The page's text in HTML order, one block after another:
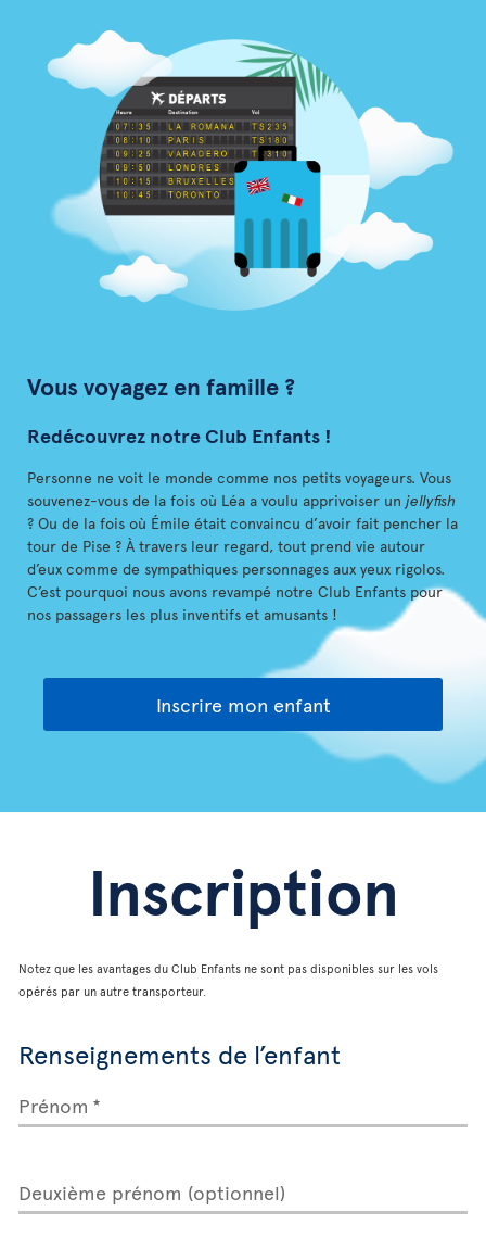
Vous voyagez en famille ?
Redécouvrez notre Club Enfants !
Personne ne voit le monde comme nos petits voyageurs. Vous
souvenez-vous de la fois où Léa a voulu apprivoiser un jellyfish
? Ou de la fois où Émile était convaincu d’avoir fait pencher la
tour de Pise ? À travers leur regard, tout prend vie autour
d’eux comme de sympathiques personnages aux yeux rigolos.
C’est pourquoi nous avons revampé notre Club Enfants pour
nos passagers les plus inventifs et amusants !
Inscrire mon enfant
Inscription
Notez que les avantages du Club Enfants ne sont pas disponibles sur les vols
opérés par un autre transporteur.
Renseignements de l’enfant
Prénom
Deuxième prénom (optionnel)